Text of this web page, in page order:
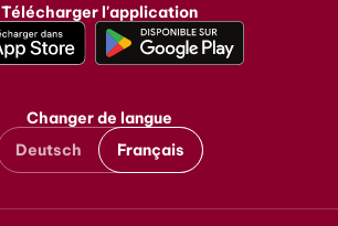
Télécharger l'application
Changer de langue
Deutsch
Français